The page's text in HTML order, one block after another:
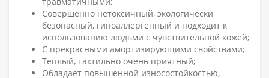
Совершенно нетоксичный, экологически
безопасный, гипоаллергенный и подходит к
использованию людьми с чувствительной кожей;
С прекрасными амортизирующими свойствами;
Теплый, тактильно очень приятный;
Обладает повышенной износостойкостью,